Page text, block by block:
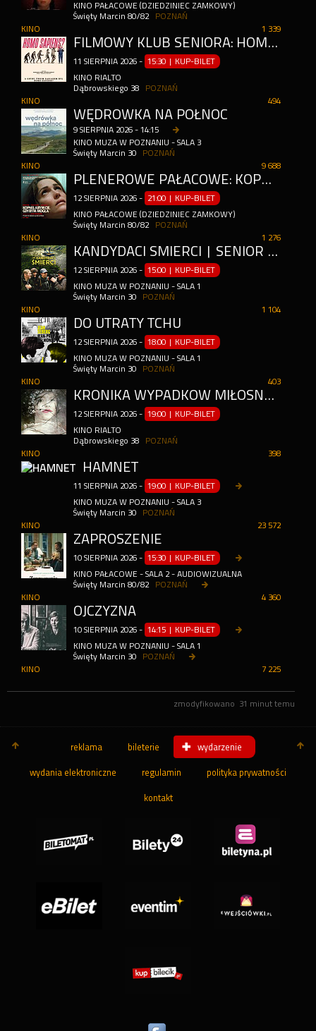
KINO PAŁACOWE (DZIEDZINIEC ZAMKOWY)
Święty Marcin 80/82
POZNAŃ
1 339
KINO
FILMOWY KLUB SENIORA: HOMO SAPIENS?
11 SIERPNIA 2026 - 15:30 | KUP-BILET
KINO RIALTO
Dąbrowskiego 38
POZNAŃ
494
KINO
WĘDRÓWKA NA PÓŁNOC
9 SIERPNIA 2026 -14:15
KINO MUZA W POZNANIU - SALA 3
Święty Marcin 30
POZNAŃ
9 688
KINO
PLENEROWE PAŁACOWE: KOPNĘŁABYM CIĘ, GDYBYM MOGŁA
12 SIERPNIA 2026 - 21:00 | KUP-BILET
KINO PAŁACOWE (DZIEDZINIEC ZAMKOWY)
Święty Marcin 80/82
POZNAŃ
1 276
KINO
KANDYDACI ŚMIERCI | SENIOR W MUZIE
12 SIERPNIA 2026 - 15:00 | KUP-BILET
KINO MUZA W POZNANIU - SALA 1
Święty Marcin 30
POZNAŃ
1 104
KINO
DO UTRATY TCHU
12 SIERPNIA 2026 - 18:00 | KUP-BILET
KINO MUZA W POZNANIU - SALA 1
Święty Marcin 30
POZNAŃ
403
KINO
KRONIKA WYPADKÓW MIŁOSNYCH
12 SIERPNIA 2026 - 19:00 | KUP-BILET
KINO RIALTO
Dąbrowskiego 38
POZNAŃ
398
KINO
HAMNET
11 SIERPNIA 2026 - 19:00 | KUP-BILET
KINO MUZA W POZNANIU - SALA 3
Święty Marcin 30
POZNAŃ
23 572
KINO
ZAPROSZENIE
10 SIERPNIA 2026 - 15:30 | KUP-BILET
KINO PAŁACOWE - SALA 2 - AUDIOWIZUALNA
Święty Marcin 80/82
POZNAŃ
4 360
KINO
OJCZYZNA
10 SIERPNIA 2026 - 14:15 | KUP-BILET
KINO MUZA W POZNANIU - SALA 1
Święty Marcin 30
POZNAŃ
7 225
KINO
zmodyfikowano 31 minut temu
reklama bileterie wydarzenie
wydania elektroniczne regulamin polityka prywatności
kontakt